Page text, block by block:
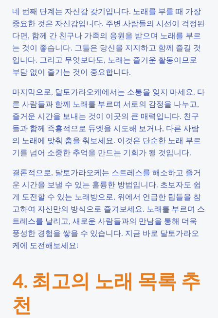
네 번째 단계는 자신감 갖기입니다. 노래를 부를 때 가장
중요한 것은 자신감입니다. 주변 사람들의 시선이 걱정된
다면, 함께 간 친구나 가족의 응원을 받으며 노래를 부르
는 것이 좋습니다. 그들은 당신을 지지하고 함께 즐길 것
입니다. 그리고 무엇보다도, 노래는 즐거운 활동이므로
부담 없이 즐기는 것이 중요합니다.
마지막으로, 달토가라오케에서는 소통을 잊지 마세요. 다
른 사람들과 함께 노래를 부르며 서로의 감정을 나누고,
즐거운 시간을 보내는 것이 이곳의 큰 매력입니다. 친구
들과 함께 즉흥적으로 듀엣을 시도해 보거나, 다른 사람
의 노래에 맞춰 춤을 춰보세요. 이것은 단순한 노래 부르
기를 넘어 소중한 추억을 만드는 기회가 될 것입니다.
결론적으로, 달토가라오케는 스트레스를 해소하고 즐거
운 시간을 보낼 수 있는 훌륭한 방법입니다. 초보자도 쉽
게 도전할 수 있는 노래방으로, 위에서 언급한 팁들을 참
고하여 자신만의 방식으로 즐겨보세요. 노래를 부르며 스
트레스를 날리고, 새로운 사람들과의 만남을 통해 더욱
풍성한 경험을 쌓을 수 있습니다. 지금 바로 달토가라오
케에 도전해보세요!
4. 최고의 노래 목록 추
천